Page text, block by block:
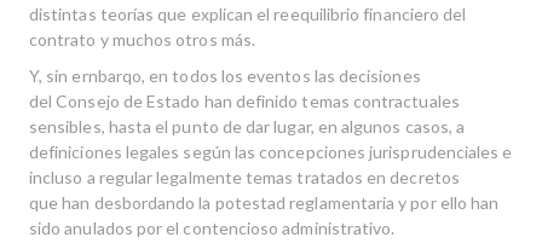
distintas teorías que explican el reequilibrio financiero del
contrato y muchos otros más.
Y, sin ernbarqo, en todos los eventos las decisiones
del Consejo de Estado han de­finido temas contractuales
sensibles, hasta el punto de dar lugar, en algunos casos, a
definiciones legales según las concepciones jurisprudenciales e
incluso a regular legalmente temas tratados en decretos
que han desbordando la potestad reglamen­taria y por ello han
sido anulados por el contencioso administrativo.